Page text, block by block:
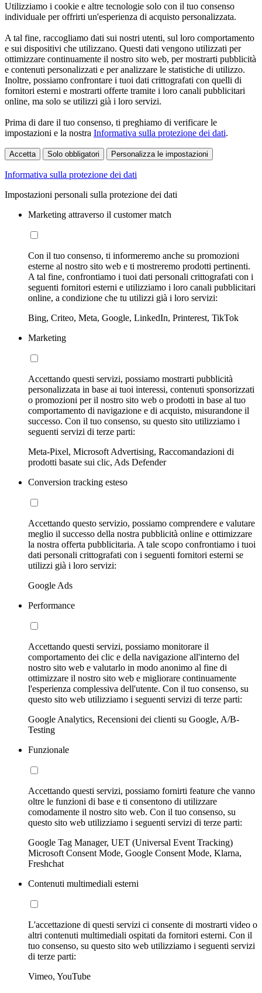
Utilizziamo i cookie e altre tecnologie solo con il tuo consenso
individuale per offrirti un'esperienza di acquisto personalizzata.
A tal fine, raccogliamo dati sui nostri utenti, sul loro comportamento
e sui dispositivi che utilizzano. Questi dati vengono utilizzati per
ottimizzare continuamente il nostro sito web, per mostrarti pubblicità
e contenuti personalizzati e per analizzare le statistiche di utilizzo.
Inoltre, possiamo confrontare i tuoi dati crittografati con quelli di
fornitori esterni e mostrarti offerte tramite i loro canali pubblicitari
online, ma solo se utilizzi già i loro servizi.
Prima di dare il tuo consenso, ti preghiamo di verificare le
impostazioni e la nostra Informativa sulla protezione dei dati.
Accetta Solo obbligatori Personalizza le impostazioni
Informativa sulla protezione dei dati
Impostazioni personali sulla protezione dei dati
Marketing attraverso il customer match
Con il tuo consenso, ti informeremo anche su promozioni
esterne al nostro sito web e ti mostreremo prodotti pertinenti.
A tal fine, confrontiamo i tuoi dati personali crittografati con i
seguenti fornitori esterni e utilizziamo i loro canali pubblicitari
online, a condizione che tu utilizzi già i loro servizi:
Bing, Criteo, Meta, Google, LinkedIn, Printerest, TikTok
Marketing
Accettando questi servizi, possiamo mostrarti pubblicità
personalizzata in base ai tuoi interessi, contenuti sponsorizzati
o promozioni per il nostro sito web o prodotti in base al tuo
comportamento di navigazione e di acquisto, misurandone il
successo. Con il tuo consenso, su questo sito utilizziamo i
seguenti servizi di terze parti:
Meta-Pixel, Microsoft Advertising, Raccomandazioni di
prodotti basate sui clic, Ads Defender
Conversion tracking esteso
Accettando questo servizio, possiamo comprendere e valutare
meglio il successo della nostra pubblicità online e ottimizzare
la nostra offerta pubblicitaria. A tale scopo confrontiamo i tuoi
dati personali crittografati con i seguenti fornitori esterni se
utilizzi già i loro servizi:
Google Ads
Performance
Accettando questi servizi, possiamo monitorare il
comportamento dei clic e della navigazione all'interno del
nostro sito web e valutarlo in modo anonimo al fine di
ottimizzare il nostro sito web e migliorare continuamente
l'esperienza complessiva dell'utente. Con il tuo consenso, su
questo sito web utilizziamo i seguenti servizi di terze parti:
Google Analytics, Recensioni dei clienti su Google, A/B-
Testing
Funzionale
Accettando questi servizi, possiamo fornirti feature che vanno
oltre le funzioni di base e ti consentono di utilizzare
comodamente il nostro sito web. Con il tuo consenso, su
questo sito web utilizziamo i seguenti servizi di terze parti:
Google Tag Manager, UET (Universal Event Tracking)
Microsoft Consent Mode, Google Consent Mode, Klarna,
Freshchat
Contenuti multimediali esterni
L'accettazione di questi servizi ci consente di mostrarti video o
altri contenuti multimediali ospitati da fornitori esterni. Con il
tuo consenso, su questo sito web utilizziamo i seguenti servizi
di terze parti:
Vimeo, YouTube